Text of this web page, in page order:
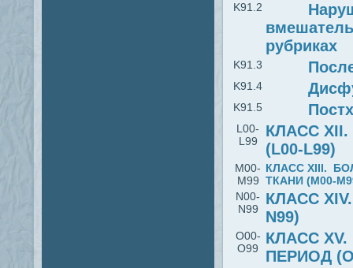
K91.2
рубриках
K91.3
K91.4
K91.5
L00-
L99
КЛАСС
(L00-L99)
M00-
M99
КЛАСС XIII.
ТКАНИ (M00-
N00-
N99
КЛАСС
N99)
O00-
O99
КЛАСС
ПЕРИОД